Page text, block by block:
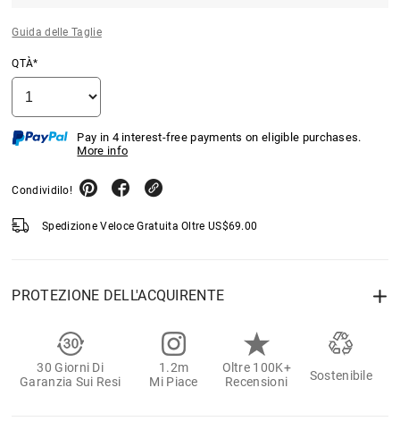
Guida delle Taglie
QTÀ*
Pay in 4 interest-free payments on eligible purchases.
More info
Condividilo!
Spedizione Veloce Gratuita Oltre US$69.00
PROTEZIONE DELL'ACQUIRENTE
30 Giorni Di
Garanzia Sui Resi
1.2m
Mi Piace
Oltre 100K+
Recensioni
Sostenibile